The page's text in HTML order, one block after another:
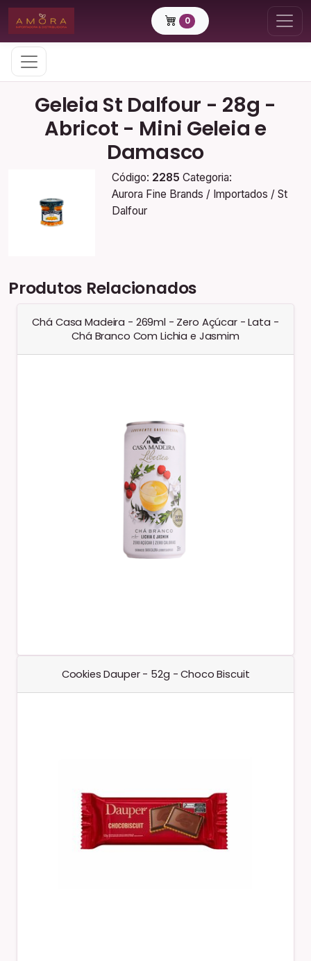
0
Geleia St Dalfour - 28g -
Abricot - Mini Geleia e
Damasco
Código: 2285 Categoria:
Aurora Fine Brands / Importados / St
Dalfour
Produtos Relacionados
Chá Casa Madeira - 269ml - Zero Açúcar - Lata -
Chá Branco Com Lichia e Jasmim
Cookies Dauper - 52g - Choco Biscuit